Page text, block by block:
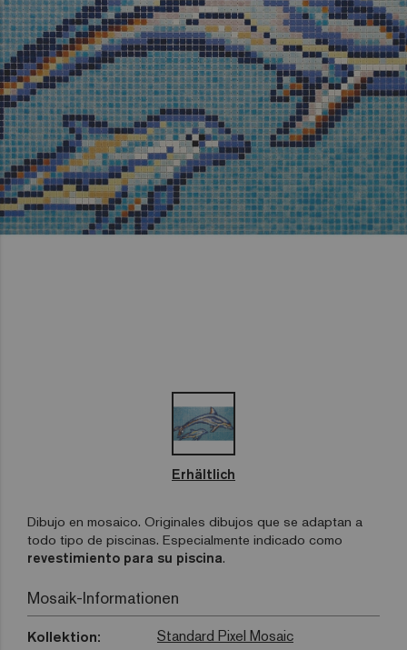
Erhältlich
Dibujo en mosaico. Originales dibujos que se adaptan a
todo tipo de piscinas. Especialmente indicado como
revestimiento para su piscina.
Mosaik-Informationen
Kollektion: Standard Pixel Mosaic